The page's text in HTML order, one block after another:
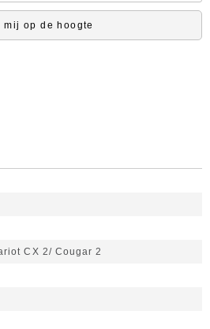
mij op de hoogte
CX 2/ Cougar 2